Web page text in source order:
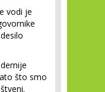
vodi je
što smo